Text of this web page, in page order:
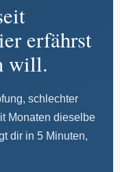
erfährst
will.
schlechter
Monaten dieselbe
dir in 5 Minuten,